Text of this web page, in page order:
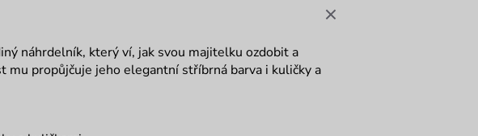
náhrdelník, který ví, jak svou majitelku ozdobit a
mu propůjčuje jeho elegantní stříbrná barva i kuličky a